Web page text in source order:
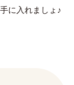
に入れましょ♪